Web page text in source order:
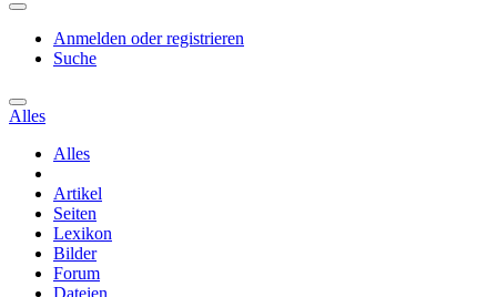
Anmelden oder registrieren
Suche
Alles
Alles
Artikel
Seiten
Lexikon
Bilder
Forum
Dateien